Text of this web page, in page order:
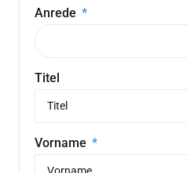
Anrede
Titel
Vorname